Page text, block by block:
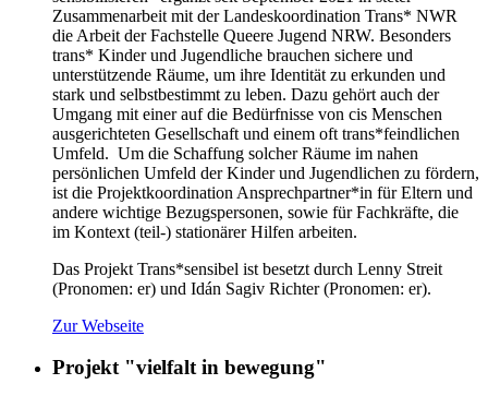
Zusammenarbeit mit der Landeskoordination Trans* NWR
die Arbeit der Fachstelle Queere Jugend NRW. Besonders
trans* Kinder und Jugendliche brauchen sichere und
unterstützende Räume, um ihre Identität zu erkunden und
stark und selbstbestimmt zu leben. Dazu gehört auch der
Umgang mit einer auf die Bedürfnisse von cis Menschen
ausgerichteten Gesellschaft und einem oft trans*feindlichen
Umfeld. Um die Schaffung solcher Räume im nahen
persönlichen Umfeld der Kinder und Jugendlichen zu fördern,
ist die Projektkoordination Ansprechpartner*in für Eltern und
andere wichtige Bezugspersonen, sowie für Fachkräfte, die
im Kontext (teil-) stationärer Hilfen arbeiten.
Das Projekt Trans*sensibel ist besetzt durch Lenny Streit
(Pronomen: er) und Idán Sagiv Richter (Pronomen: er).
Zur Webseite
Projekt "vielfalt in bewegung"